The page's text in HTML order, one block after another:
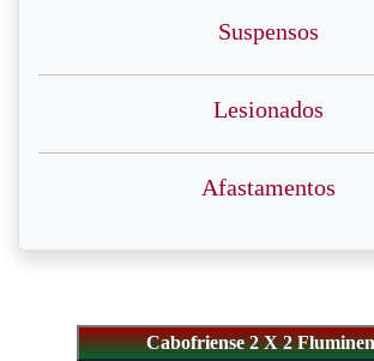
Suspensos
Lesionados
Afastamentos